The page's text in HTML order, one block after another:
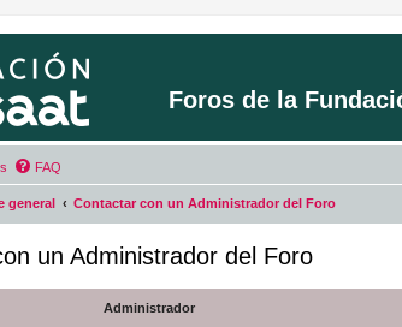
Foros de la
FAQ
general Contactar con un Administrador del Foro
un Administrador del Foro
Administrador